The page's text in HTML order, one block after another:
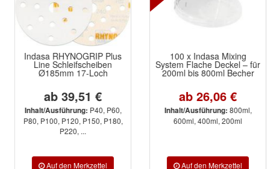
Indasa RHYNOGRIP Plus
Line Schleifscheiben
Ø185mm 17-Loch
ab 39,51 €
Inhalt/Ausführung:P40, P60,
P80, P100, P120, P150, P180,
P220, ...
100 x Indasa Mixing
System Flache Deckel – für
200ml bis 800ml Becher
ab 26,06 €
Inhalt/Ausführung:800ml,
600ml, 400ml, 200ml